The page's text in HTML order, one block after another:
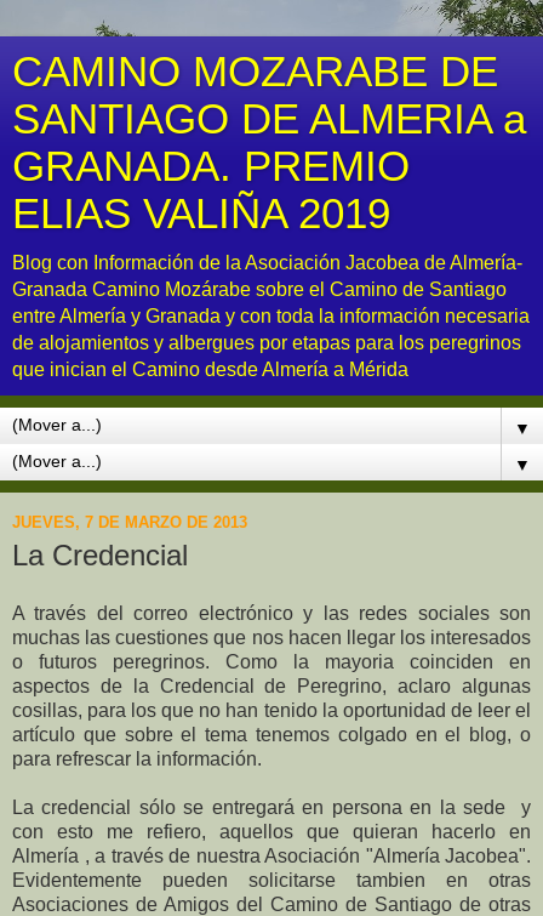
CAMINO MOZARABE DE
SANTIAGO DE ALMERIA a
GRANADA. PREMIO
ELIAS VALIÑA 2019
Blog con Información de la Asociación Jacobea de Almería-
Granada Camino Mozárabe sobre el Camino de Santiago
entre Almería y Granada y con toda la información necesaria
de alojamientos y albergues por etapas para los peregrinos
que inician el Camino desde Almería a Mérida
▼
▼
JUEVES, 7 DE MARZO DE 2013
La Credencial
A través del correo electrónico y las redes sociales son
muchas las cuestiones que nos hacen llegar los interesados
o futuros peregrinos. Como la mayoria coinciden en
aspectos de la Credencial de Peregrino, aclaro algunas
cosillas, para los que no han tenido la oportunidad de leer el
artículo que sobre el tema tenemos colgado en el blog, o
para refrescar la información.
La credencial sólo se entregará en persona en la sede y
con esto me refiero, aquellos que quieran hacerlo en
Almería , a través de nuestra Asociación "Almería Jacobea".
Evidentemente pueden solicitarse tambien en otras
Asociaciones de Amigos del Camino de Santiago de otras